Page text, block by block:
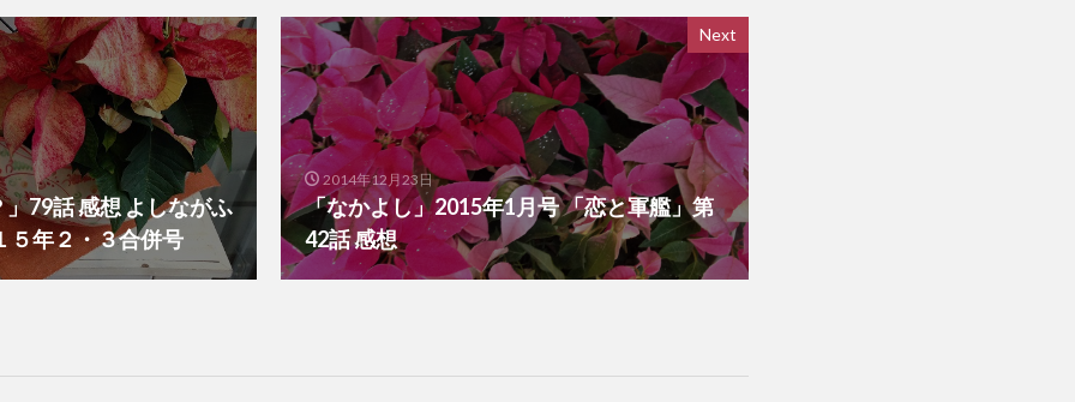
79話 感想 よしながふ
５年２・３合併号
Next
2014年12月23日
「なかよし」2015年1月号 「恋と軍艦」第
42話 感想